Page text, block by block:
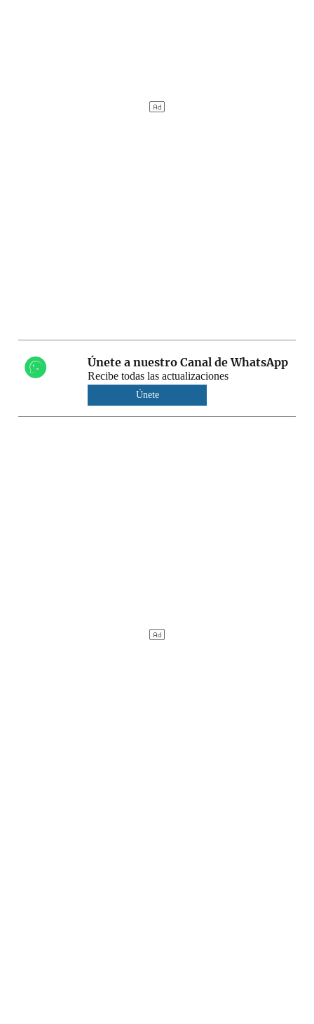
Únete a nuestro Canal de WhatsApp
Recibe todas las actualizaciones
Únete